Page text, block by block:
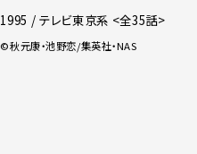
1995 / テレビ東京系 <全35話>
©秋元康・池野恋/集英社・NAS